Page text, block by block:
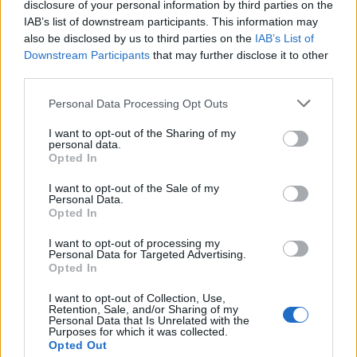
disclosure of your personal information by third parties on the
IAB’s list of downstream participants. This information may
also be disclosed by us to third parties on the IAB’s List of
Downstream Participants that may further disclose it to other
Personal Data Processing Opt Outs
I want to opt-out of the Sharing of my
personal data.
Opted In
I want to opt-out of the Sale of my
Personal Data.
Opted In
I want to opt-out of processing my
Personal Data for Targeted Advertising.
Opted In
I want to opt-out of Collection, Use,
Retention, Sale, and/or Sharing of my
Personal Data that Is Unrelated with the
Purposes for which it was collected.
Opted Out
ΤΕΛΕΥΤΑΙΕΣ ΕΙΔΗΣΕΙΣ